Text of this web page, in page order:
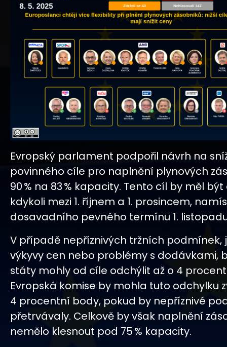
Evropský parlament podpořil návrh na
povinného cíle pro naplnění plynových
90 % na 83 % kapacity. Tento cíl by měl
kdykoli mezi 1. říjnem a 1. prosincem,
dosavadního pevného termínu 1.
V případě nepříznivých tržních podmínek,
výkyvy cen nebo problémy s dodávkami,
státy mohly od cíle odchýlit až o 4
Evropská komise by mohla tuto odchylku
4 procentní body, pokud by nepříznivé
přetrvávaly. Celkově by však naplnění
nemělo klesnout pod 75 % kapacity.